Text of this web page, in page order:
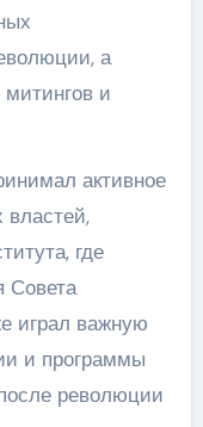
а
и
активное
властей,
где
Совета
играл важную
и программы
революции